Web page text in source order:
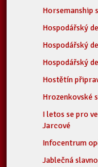
Horsemanship
Hospodářský
Hospodářský
Hospodářský
Hostětín
Hrozenkovské
I letos se pro
Jarcové
Infocentrum
Jablečná